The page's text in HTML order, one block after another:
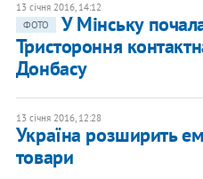
13 січня 2016, 14:12
ФОТО
У Мінську
Тристороння
Донбасу
13 січня 2016, 12:28
Україна розширить
товари